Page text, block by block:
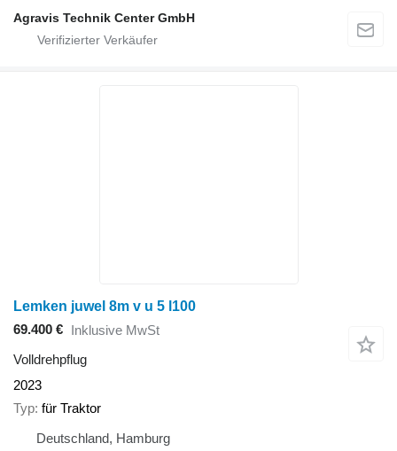
Agravis Technik Center GmbH
Lemken juwel 8m v u 5 l100
69.400 € Inklusive MwSt
Volldrehpflug
2023
Typ für Traktor
Deutschland, Hamburg